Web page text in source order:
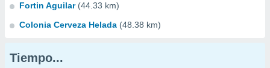
Fortin Aguilar (44.33 km)
Colonia Cerveza Helada (48.38 km)
Tiempo...